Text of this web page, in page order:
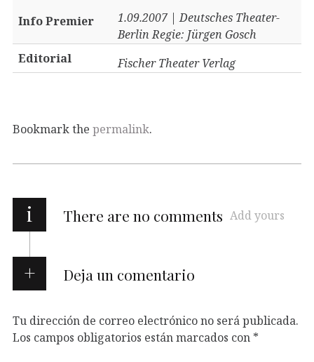
Info Premier
1.09.2007 | Deutsches Theater-
Berlin Regie: Jürgen Gosch
Editorial
Fischer Theater Verlag
Bookmark the permalink.
i There are no comments Add yours
Deja un comentario
Tu dirección de correo electrónico no será publicada.
Los campos obligatorios están marcados con *